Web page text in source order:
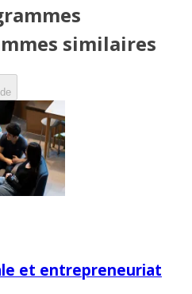
similaires
et entrepreneuriat